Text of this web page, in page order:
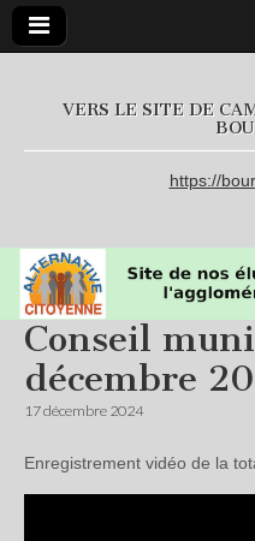
VERS LE SITE DE
https://
Conseil
décembre
17 décembre 2024
Enregistrement vidéo de la